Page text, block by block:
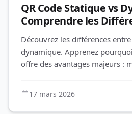
QR Code Statique vs
Comprendre les
Découvrez les différences
dynamique. Apprenez
offre des avantages majeurs :
17 mars 2026